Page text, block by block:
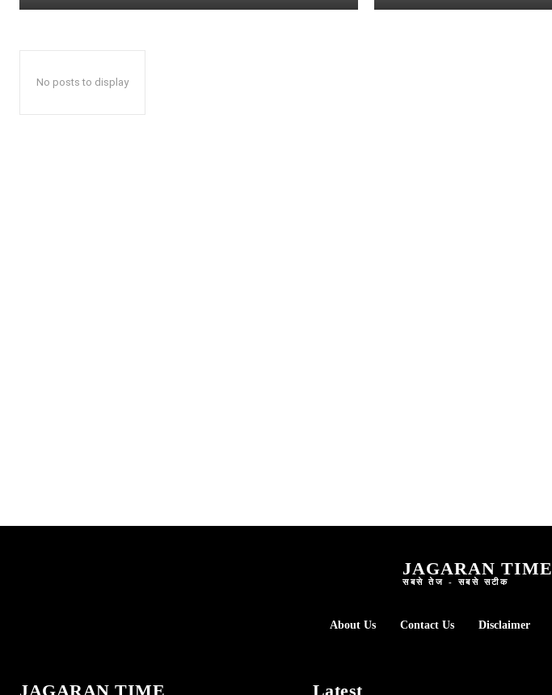
No posts to display
JAGARAN TIME
सबसे तेज - सबसे सटीक
About Us Contact Us Disclaimer
JAGARAN TIME Latest